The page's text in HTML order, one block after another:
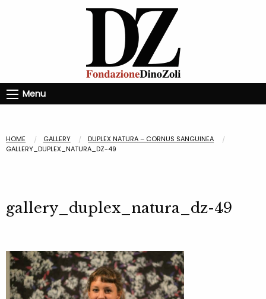
Menu
HOME GALLERY
DUPLEX NATURA – CORNUS SANGUINEA
GALLERY_DUPLEX_NATURA_DZ-49
gallery_duplex_natura_dz-49